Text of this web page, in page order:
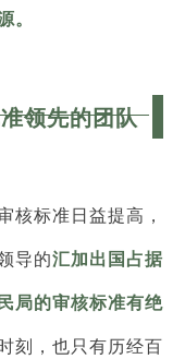
领先的团队
核标准日益提高，
导的汇加出国占据
局的审核标准有绝
刻，也只有历经百